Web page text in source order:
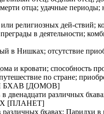
отца; удачные периоды;
религиозных дей-ствий;
в деятельности;
в Нишках; отсутствие
и кровати; способность
по стране;
БХAВ [ДОМОВ]
в двенадцати различных
[ПЛАНЕТ]
бхaвах; Паридхи